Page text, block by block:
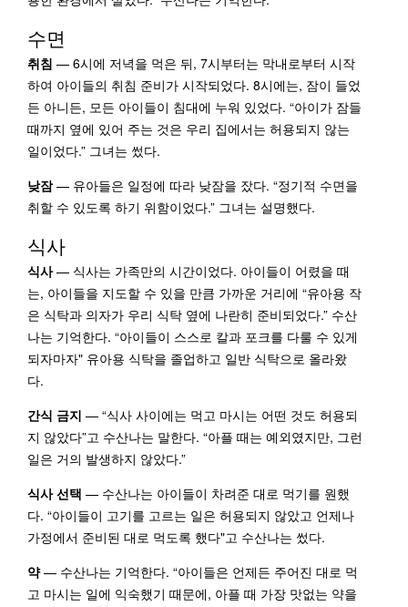
수면
취침 — 6시에 저녁을 먹은 뒤, 7시부터는 막내로부터 시작
하여 아이들의 취침 준비가 시작되었다. 8시에는, 잠이 들었
든 아니든, 모든 아이들이 침대에 누워 있었다. “아이가 잠들
때까지 옆에 있어 주는 것은 우리 집에서는 허용되지 않는
일이었다.” 그녀는 썼다.
낮잠— 유아들은 일정에 따라 낮잠을 잤다. “정기적 수면을
취할 수 있도록 하기 위함이었다.” 그녀는 설명했다.
식사
식사— 식사는 가족만의 시간이었다. 아이들이 어렸을 때
는, 아이들을 지도할 수 있을 만큼 가까운 거리에 “유아용 작
은 식탁과 의자가 우리 식탁 옆에 나란히 준비되었다.” 수산
나는 기억한다. “아이들이 스스로 칼과 포크를 다룰 수 있게
되자마자" 유아용 식탁을 졸업하고 일반 식탁으로 올라왔
다.
간식 금지 — “식사 사이에는 먹고 마시는 어떤 것도 허용되
지 않았다”고 수산나는 말한다. “아플 때는 예외였지만, 그런
일은 거의 발생하지 않았다.”
식사 선택 — 수산나는 아이들이 차려준 대로 먹기를 원했
다. “아이들이 고기를 고르는 일은 허용되지 않았고 언제나
가정에서 준비된 대로 먹도록 했다"고 수산나는 썼다.
약— 수산나는 기억한다. “아이들은 언제든 주어진 대로 먹
고 마시는 일에 익숙했기 때문에, 아플 때 가장 맛없는 약을